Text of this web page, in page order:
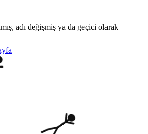
adı değişmiş ya da geçici olarak